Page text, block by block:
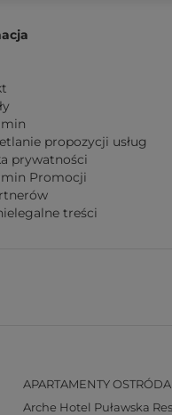
propozycji usług
prywatności
Promocji
treści
APARTAMENTY OSTRÓDA